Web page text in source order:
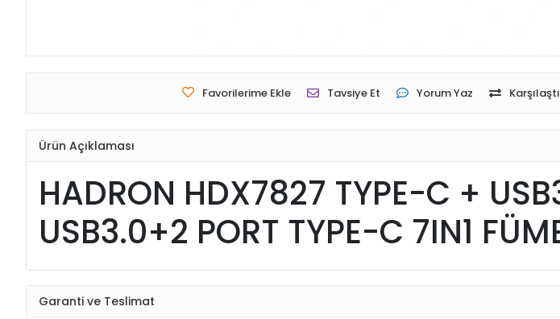
Favorilerime Ekle Tavsiye Et Yorum Yaz
Ürün Açıklaması
HADRON HDX7827 TYPE-C +
USB3.0+2 PORT TYPE-C 7IN1
Garanti ve Teslimat